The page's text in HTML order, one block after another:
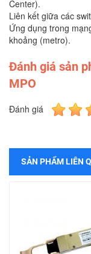
Center).
Liên kết giữa các
Ứng dụng trong
khoảng (metro).
Đánh giá sản
MPO
Đánh giá
SẢN PHẨM LIÊN